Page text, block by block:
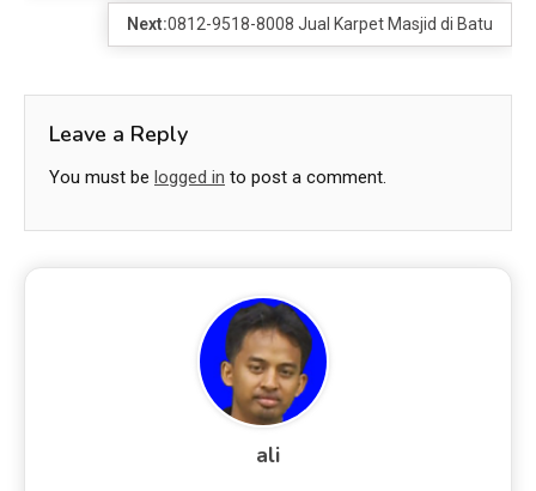
Next:0812-9518-8008 Jual Karpet Masjid di Batu
Leave a Reply
You must be logged in to post a comment.
ali